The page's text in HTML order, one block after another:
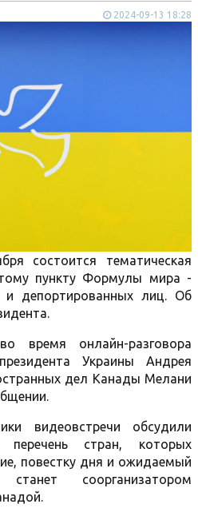
2024-09-13 18:28
состоится тематическая
пункту Формулы мира -
и депортированных лиц. Об
время онлайн-разговора
Украины Андрея
дел Канады Мелани
видеовстречи обсудили
перечень стран, которых
повестку дня и ожидаемый
станет соорганизатором